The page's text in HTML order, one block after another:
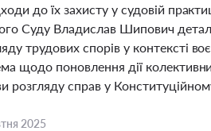
до їх захисту у судовій
Суду Владислав Шипович
трудових спорів у контексті
щодо поновлення дії
розгляду справ у
2025